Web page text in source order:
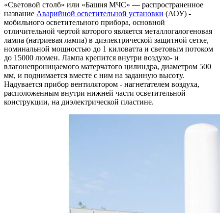
«Световой столб» или «Башня МЧС» — распространенное
название Аварийной осветительной установки (АОУ) -
мобильного осветительного прибора, основной
отличительной чертой которого является металлогалогеновая
лампа (натриевая лампа) в диэлектрической защитной сетке,
номинальной мощностью до 1 киловатта и световым потоком
до 15000 люмен. Лампа крепится внутри воздухо- и
влагонепроницаемого матерчатого цилиндра, диаметром 500
мм, и поднимается вместе с ним на заданную высоту.
Надувается прибор вентилятором - нагнетателем воздуха,
расположенным внутри нижней части осветительной
конструкции, на диэлектрической пластине.